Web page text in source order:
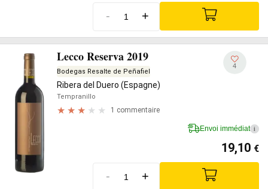
- +
Lecco Reserva 2019
Bodegas Resalte de Peñafiel
Ribera del Duero (Espagne)
Tempranillo
1 commentaire
4
Envoi immédiat i
19,10 €
- +